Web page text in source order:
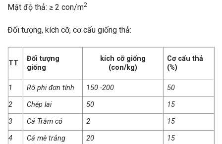
Mật độ thả: ≥ 2 con/m2
Đối tượng, kích cỡ, cơ cấu giống thả:
TT
Đối tượng
giống
kích cỡ giống
(con/kg)
Cơ cấu thả
(%)
1 Rô phi đơn tính 150 -200
50
2
Chép lai 50
15
3
Cá Trắm cỏ 2
15
4
Cá mè trắng 20
15